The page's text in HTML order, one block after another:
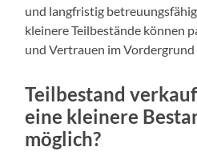
und langfristig
kleinere Teilbestände können
und Vertrauen im Vordergrund
Teilbestand
eine kleinere
möglich?